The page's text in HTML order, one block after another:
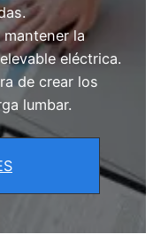
la
eléctrica.
de crear los
lumbar.